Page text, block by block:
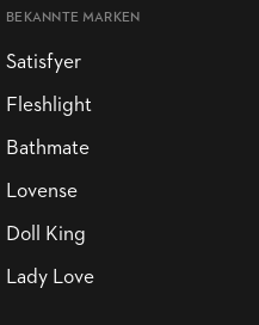
BEKANNTE MARKEN
Satisfyer
Fleshlight
Bathmate
Lovense
Doll King
Lady Love